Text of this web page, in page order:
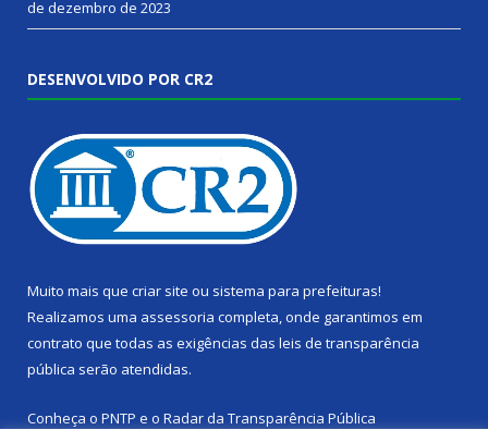
de dezembro de 2023
DESENVOLVIDO POR CR2
Muito mais que criar site ou sistema para prefeituras!
Realizamos uma assessoria completa, onde garantimos em
contrato que todas as exigências das leis de transparência
pública serão atendidas.
Conheça o PNTP e o Radar da Transparência Pública